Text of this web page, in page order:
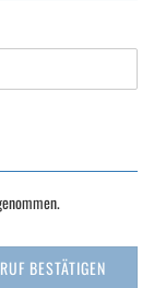
BESTÄTIGEN